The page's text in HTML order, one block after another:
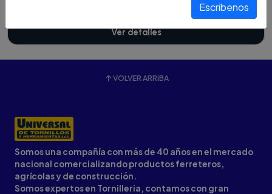
Ver detalles
VOLVER ARRIBA
Somos una compañía con más de 40 años en el mercado
nacional comercializando productos ferreteros,
agrícolas y de construcción.
Somos expertos en Tornilleria, contamos con gran
Escribenos